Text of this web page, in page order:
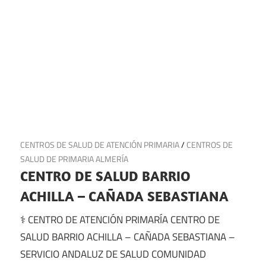
4 de julio de 2025
CENTROS DE SALUD DE ATENCIÓN PRIMARIA/CENTROS DE
SALUD DE PRIMARIA ALMERÍA
CENTRO DE SALUD BARRIO
ACHILLA – CAÑADA SEBASTIANA
⚕️ CENTRO DE ATENCIÓN PRIMARÍA CENTRO DE
SALUD BARRIO ACHILLA – CAÑADA SEBASTIANA –
SERVICIO ANDALUZ DE SALUD COMUNIDAD